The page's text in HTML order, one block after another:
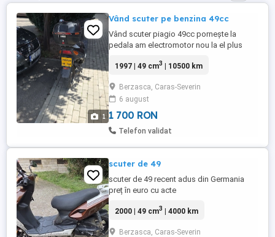
1
Vând scuter pe benzina 49cc
Vând scuter piagio 49cc pornește la
pedala am electromotor nou la el plus
voi el merge bn
1997 | 49 cm3 | 10500 km
Berzasca, Caras-Severin
6 august
1 700 RON
Telefon validat
scuter de 49
scuter de 49 recent adus din Germania
preț în euro cu acte
2000 | 49 cm3 | 4000 km
Berzasca, Caras-Severin